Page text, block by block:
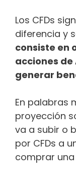
Los CFDs
diferencia y
consiste en
acciones
generar
En palabras
proyección
va a subir o
por CFDs a
comprar